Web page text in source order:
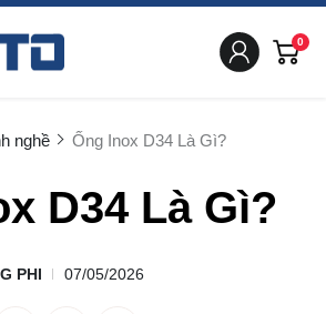
0
nghề Ống Inox D34 Là Gì?
D34 Là Gì?
PHI 07/05/2026